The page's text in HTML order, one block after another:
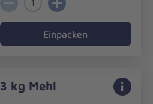
1
Einpacken
3 kg Mehl